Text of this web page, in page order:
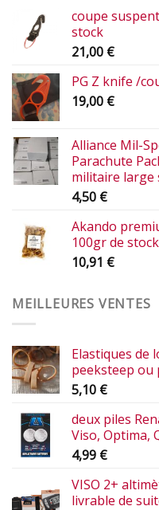
coupe
stock
21,00 €
PG Z knife /
19,00 €
Alliance Mil-
Parachute
militaire large
4,50 €
Akando
100gr de stock
10,91 €
MEILLEURES VENTES
Elastiques de
peeksteep ou
5,10 €
deux piles
Viso, Optima,
4,99 €
VISO 2+
livrable de